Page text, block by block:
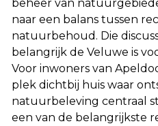
beheer van
naar een balans tussen
natuurbehoud. Die
belangrijk de Veluwe is
Voor inwoners van
plek dichtbij huis waar
natuurbeleving centraal
een van de belangrijkste